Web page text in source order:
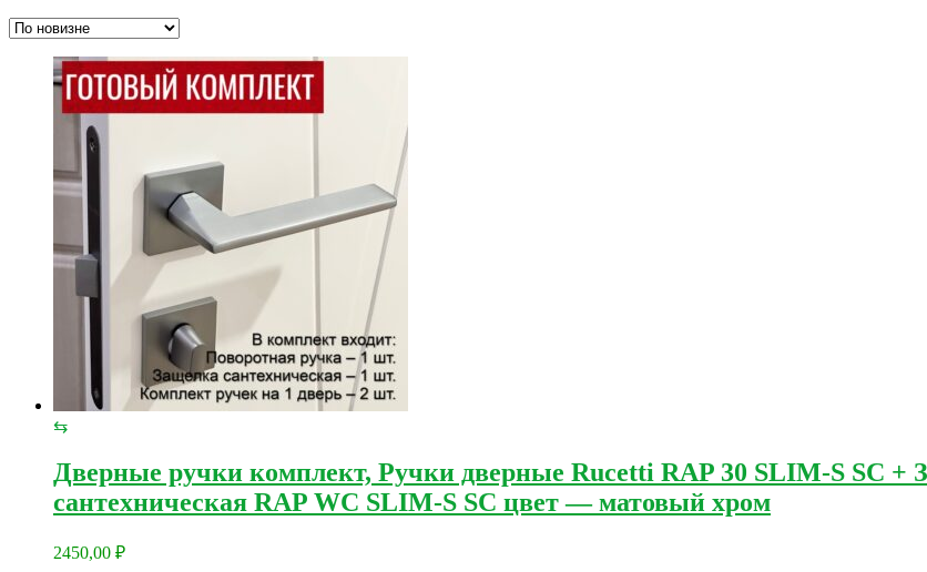
⇆
Дверные ручки комплект, Ручки дверные Rucetti RAP 30 SLIM-S SC +
сантехническая RAP WC SLIM-S SC цвет — матовый хром
2450,00 ₽